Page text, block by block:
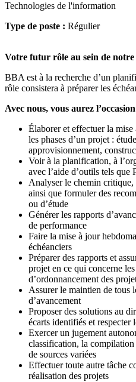
Technologies de l'information
Type de poste : Régulier
Votre futur rôle au sein de notre
BBA est à la recherche d’un
rôle consistera à préparer les
Avec nous, vous aurez
Élaborer et effectuer la mise
les phases d’un projet :
approvisionnement,
Voir à la planification, à
avec l’aide d’outils tels
Analyser le chemin critique,
ainsi que formuler des
ou d’étude
Générer les rapports
de performance
Faire la mise à jour
échéanciers
Préparer des rapports et
projet en ce qui concerne
d’ordonnancement des
Assurer le maintien de tous
d’avancement
Proposer des solutions au
écarts identifiés et respecter
Exercer un jugement
classification, la compilation
de sources variées
Effectuer toute autre tâche
réalisation des projets